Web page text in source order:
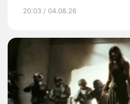
20:03 / 04.08.26